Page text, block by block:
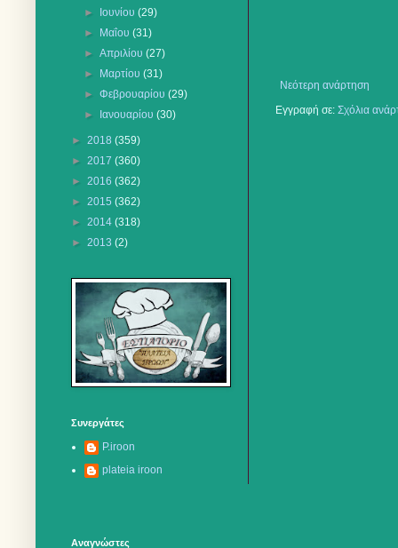
Νεότερη ανάρτηση
Εγγραφή σε: Σχόλια
►
Ιουνίου(29)
►
Μαΐου(31)
►Απριλίου(27)
►
Μαρτίου(31)
►Φεβρουαρίου(29)
►
Ιανουαρίου(30)
► 2018 (359)
► 2017 (360)
► 2016 (362)
► 2015 (362)
► 2014 (318)
► 2013 (2)
Συνεργάτες
P.iroon
plateia iroon
Αναγνώστες